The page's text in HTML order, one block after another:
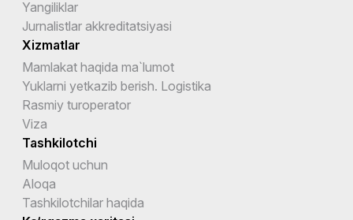
Yangiliklar
Jurnalistlar akkreditatsiyasi
Xizmatlar
Mamlakat haqida ma`lumot
Yuklarni yetkazib berish. Logistika
Rasmiy turoperator
Viza
Tashkilotchi
Muloqot uchun
Aloqa
Tashkilotchilar haqida